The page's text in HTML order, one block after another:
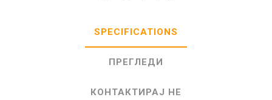
SPECIFICATIONS
ПРЕГЛЕДИ
КОНТАКТИРАЈ НЕ